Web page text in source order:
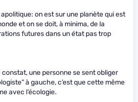
on est sur une planète qui est
et on se doit, à minima, de la
futures dans un état pas trop
constat, une personne se sent obliger
à gauche, c’est que cette même
avec l’écologie.